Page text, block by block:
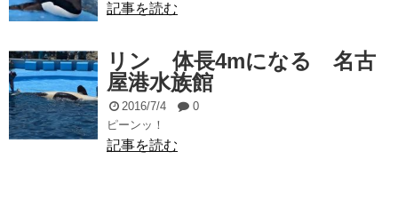
記事を読む
リン 体長4mになる 名古
屋港水族館
2016/7/4
0
ピーンッ！
記事を読む